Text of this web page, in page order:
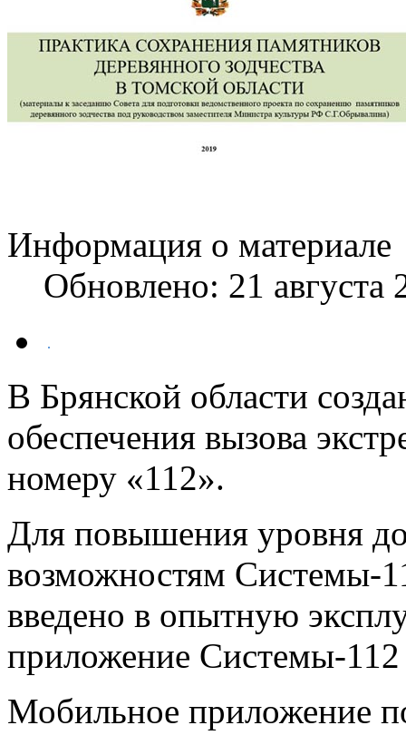
Информация о материале
Обновлено: 21 августа
В Брянской области
обеспечения вызова
номеру «112».
Для повышения уровня
возможностям Системы-
введено в опытную
приложение Системы-112
Мобильное приложение